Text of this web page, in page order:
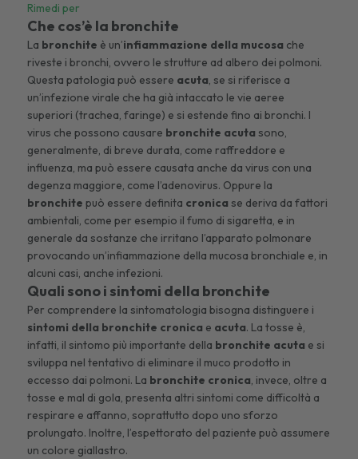
Rimedi per
Che cos’è la bronchite
La bronchite è un’infiammazione della mucosa che
riveste i bronchi, ovvero le strutture ad albero dei polmoni.
Questa patologia può essere acuta, se si riferisce a
un’infezione virale che ha già intaccato le vie aeree
superiori (trachea, faringe) e si estende fino ai bronchi. I
virus che possono causare bronchite acuta sono,
generalmente, di breve durata, come raffreddore e
influenza, ma può essere causata anche da virus con una
degenza maggiore, come l’adenovirus. Oppure la
bronchite può essere definita cronica se deriva da fattori
ambientali, come per esempio il fumo di sigaretta, e in
generale da sostanze che irritano l’apparato polmonare
provocando un’infiammazione della mucosa bronchiale e, in
alcuni casi, anche infezioni.
Quali sono i sintomi della bronchite
Per comprendere la sintomatologia bisogna distinguere i
sintomi della bronchite cronica e acuta. La tosse è,
infatti, il sintomo più importante della bronchite acuta e si
sviluppa nel tentativo di eliminare il muco prodotto in
eccesso dai polmoni. La bronchite cronica, invece, oltre a
tosse e mal di gola, presenta altri sintomi come difficoltà a
respirare e affanno, soprattutto dopo uno sforzo
prolungato. Inoltre, l’espettorato del paziente può assumere
un colore giallastro.